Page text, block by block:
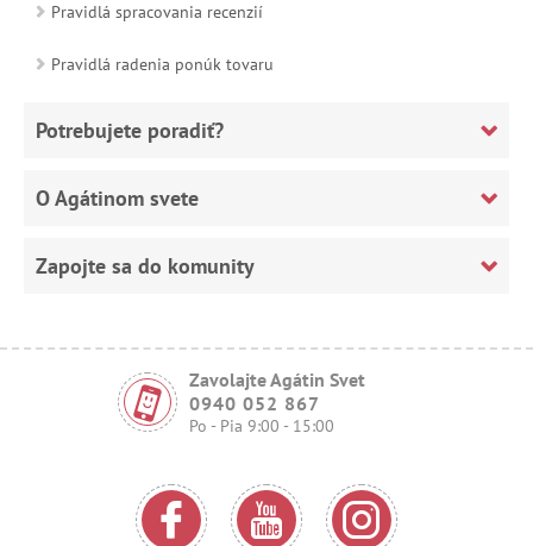
Pravidlá spracovania recenzií
Pravidlá radenia ponúk tovaru
Potrebujete poradiť?
O Agátinom svete
Zapojte sa do komunity
Zavolajte Agátin Svet
0940 052 867
Po - Pia 9:00 - 15:00